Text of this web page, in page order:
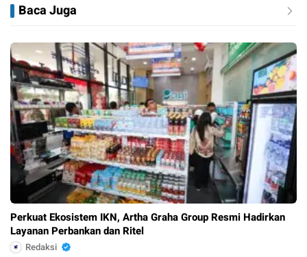
Baca Juga
Perkuat Ekosistem IKN, Artha Graha Group Resmi Hadirkan
Layanan Perbankan dan Ritel
Redaksi